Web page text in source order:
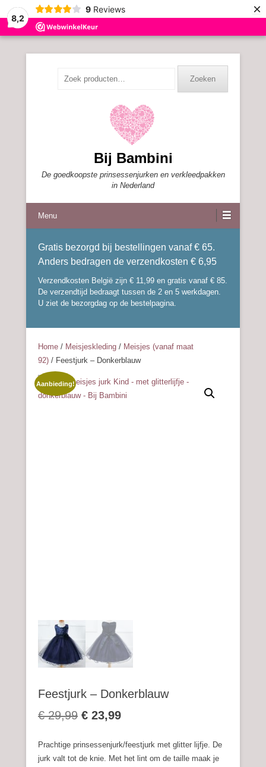
8,2
9 Reviews ×
Zoeken
Bij Bambini
De goedkoopste prinsessenjurken en verkleedpakken
in Nederland
Menu
Gratis bezorgd bij bestellingen vanaf € 65.
Anders bedragen de verzendkosten € 6,95
Verzendkosten België zijn € 11,99 en gratis vanaf € 85.
De verzendtijd bedraagt tussen de 2 en 5 werkdagen.
U ziet de bezorgdag op de bestelpagina.
Home / Meisjeskleding / Meisjes (vanaf maat
92) / Feestjurk – Donkerblauw
Aanbieding!
Feestjurk – Donkerblauw
€29,99 Oorspronkelijke
was:
€ 23,99Huidige
is:
Prachtige prinsessenjurk/feestjurk met glitter lijfje. De
jurk valt tot de knie. Met het lint om de taille maak je